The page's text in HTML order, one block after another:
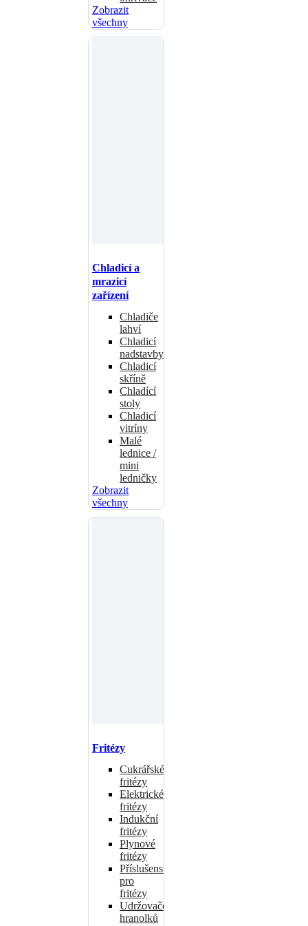
Zobrazit
všechny
Chladicí a
mrazicí
zařízení
Chladiče
lahví
Chladicí
nadstavby
Chladicí
skříně
Chladící
stoly
Chladicí
vitríny
Malé
lednice /
mini
ledničky
Zobrazit
všechny
Fritézy
Cukrářské
fritézy
Elektrické
fritézy
Indukční
fritézy
Plynové
fritézy
Příslušenství
pro
fritézy
Udržovače
hranolků